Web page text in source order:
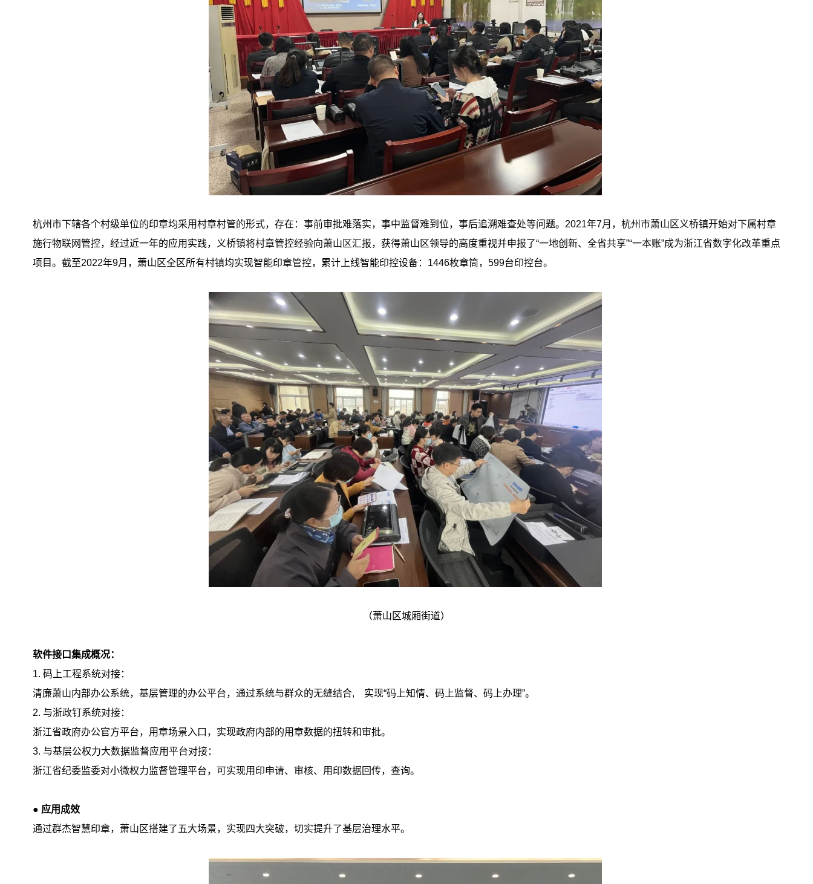
杭州市下辖各个村级单位的印章均采用村章村管的形式，存在：事前审批难落实，事中监督难到位，事后追溯难查处等问题。2021年7月，杭州市萧山区义桥镇开始对下属村章
施行物联网管控，经过近一年的应用实践，义桥镇将村章管控经验向萧山区汇报，获得萧山区领导的高度重视并申报了“一地创新、全省共享”“一本账”成为浙江省数字化改革重点
项目。截至2022年9月，萧山区全区所有村镇均实现智能印章管控，累计上线智能印控设备：1446枚章筒，599台印控台。
（萧山区城厢街道）
软件接口集成概况：
1. 码上工程系统对接：
清廉萧山内部办公系统，基层管理的办公平台，通过系统与群众的无缝结合, 实现“码上知情、码上监督、码上办理”。
2. 与浙政钉系统对接：
浙江省政府办公官方平台，用章场景入口，实现政府内部的用章数据的扭转和审批。
3. 与基层公权力大数据监督应用平台对接：
浙江省纪委监委对小微权力监督管理平台，可实现用印申请、审核、用印数据回传，查询。
● 应用成效
通过群杰智慧印章，萧山区搭建了五大场景，实现四大突破，切实提升了基层治理水平。